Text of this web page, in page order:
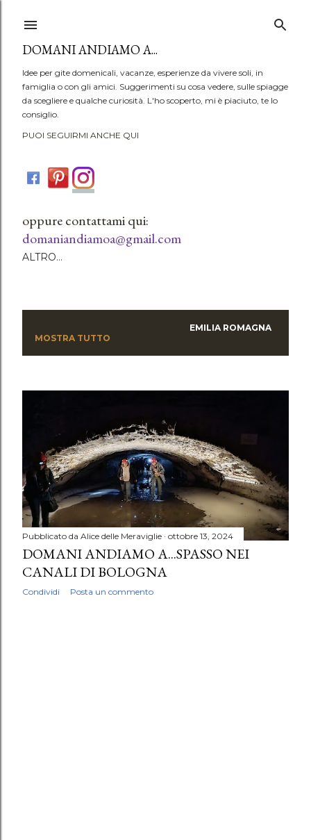
DOMANI ANDIAMO A...
Idee per gite domenicali, vacanze, esperienze da vivere soli, in
famiglia o con gli amici. Suggerimenti su cosa vedere, sulle spiagge
da scegliere e qualche curiosità. L'ho scoperto, mi è piaciuto, te lo
consiglio.
PUOI SEGUIRMI ANCHE QUI
oppure contattami qui:
domaniandiamoa@gmail.com
ALTRO…
s
EMILIA ROMAGNA
MOSTRA TUTTO
Pubblicato da Alice delle Meraviglie ottobre 13, 2024
DOMANI ANDIAMO A...SPASSO NEI
CANALI DI BOLOGNA
Condividi Posta un commento